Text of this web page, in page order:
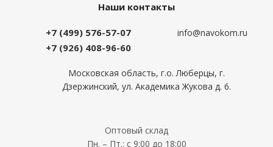
Наши контакты
+7 (499) 576-57-07
+7 (926) 408-96-60
info@navokom.ru
Московская область, г.о. Люберцы, г.
Дзержинский, ул. Академика Жукова д. 6.
Оптовый склад
Пн. – Пт.: с 9:00 до 18:00